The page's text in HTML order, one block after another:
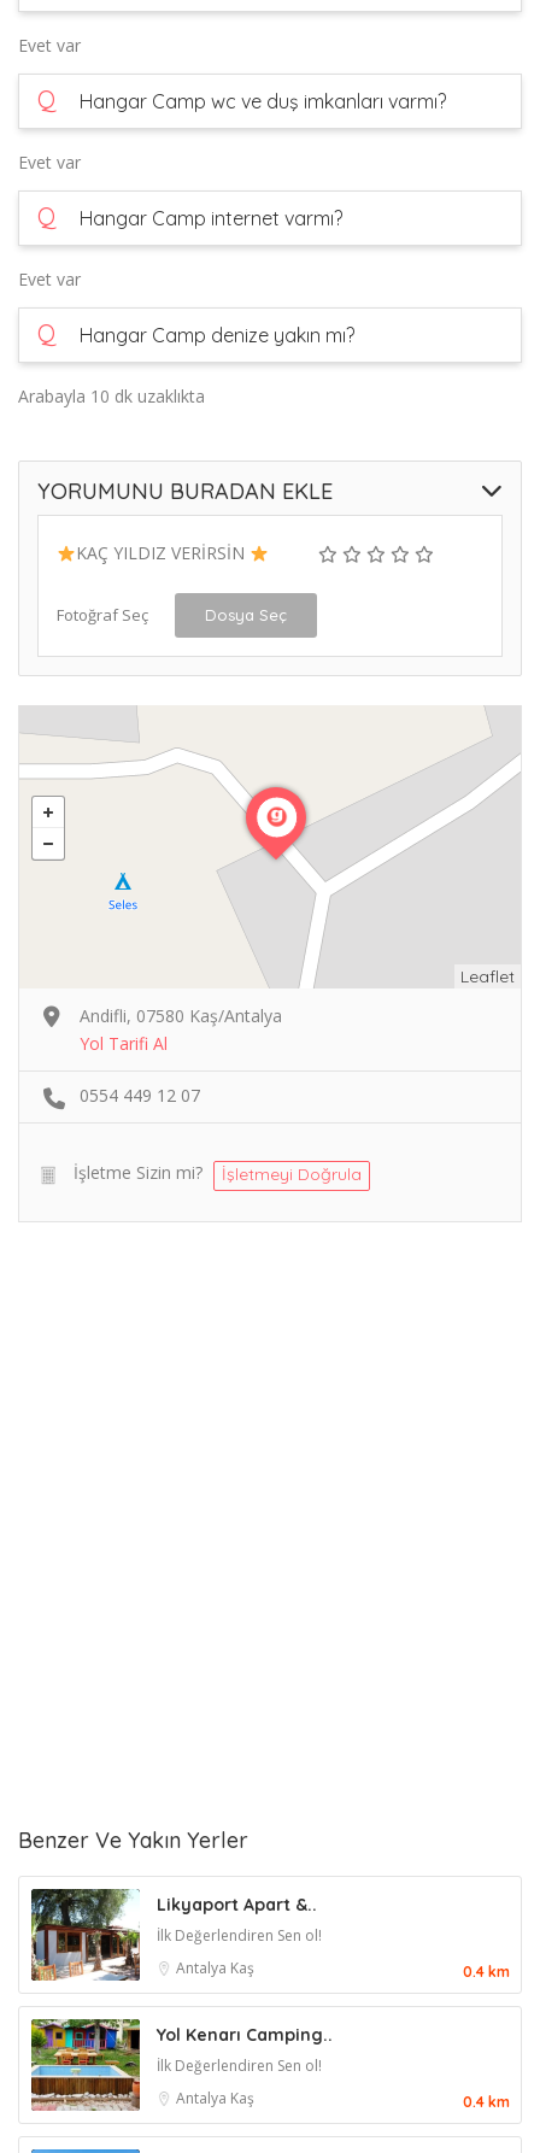
Evet var
Q Hangar Camp wc ve duş imkanları varmı?
Evet var
Q Hangar Camp internet varmı?
Evet var
Q Hangar Camp denize yakın mı?
Arabayla 10 dk uzaklıkta
YORUMUNU BURADAN EKLE
KAÇ YILDIZ VERİRSİN
Fotoğraf Seç Dosya Seç
Leaflet
Andifli, 07580 Kaş/Antalya
Yol Tarifi Al
0554 449 12 07
İşletme Sizin mi? İşletmeyi Doğrula
Benzer Ve Yakın Yerler
Likyaport Apart &..
İlk Değerlendiren Sen ol!
Antalya Kaş 0.4 km
Yol Kenarı Camping..
İlk Değerlendiren Sen ol!
Antalya Kaş 0.4 km